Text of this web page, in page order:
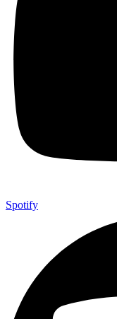
Spotify